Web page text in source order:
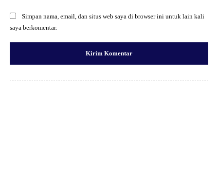
Simpan nama, email, dan situs web saya di browser ini untuk lain kali
saya berkomentar.